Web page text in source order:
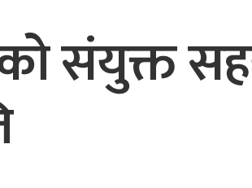
संयुक्त